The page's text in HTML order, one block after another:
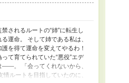
されるルートの“姉”に転生し
運命。 そして姉である私は、
を得て運命を変えてやるわ！
て育てられていた“悪役”エデ
――。 「会ってくれないから、
ルートを目指していたのに、